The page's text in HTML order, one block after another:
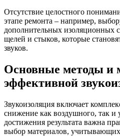
Отсутствие целостного
этапе ремонта – например,
дополнительных изоляционных
щелей и стыков, которые
звуков.
Основные методы и
эффективной
Звукоизоляция включает
снижение как воздушного, так и
достижения результата важна
выбор материалов,